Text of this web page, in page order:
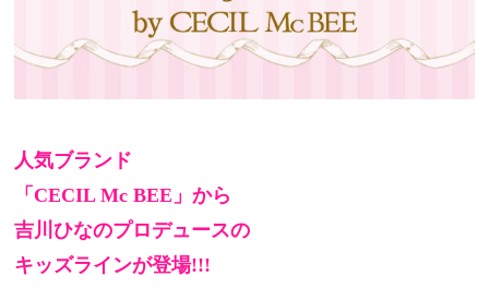
人気ブランド
「CECIL Mc BEE」から
吉川ひなのプロデュースの
キッズラインが登場!!!